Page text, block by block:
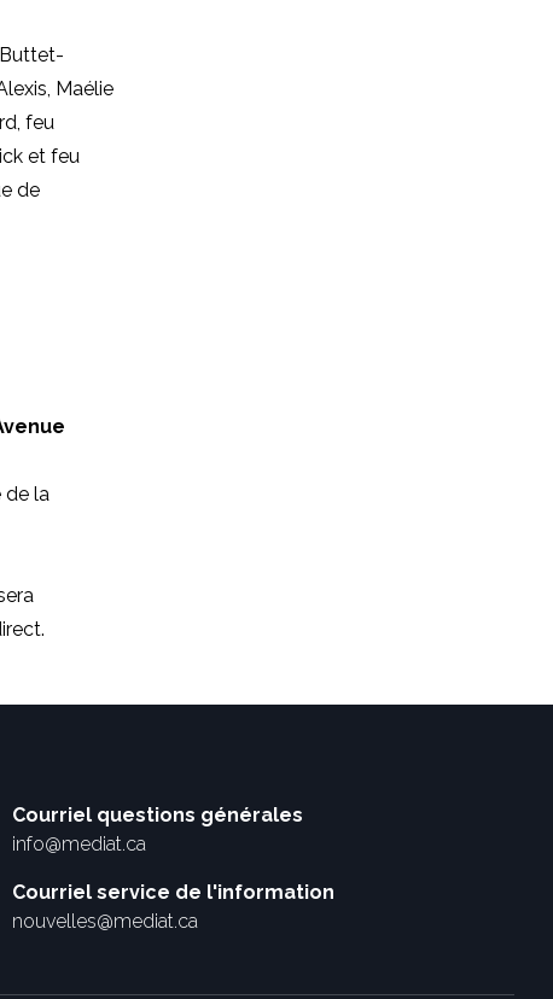
Maélie
feu
et feu
de
de la
Courriel questions générales
info@mediat.ca
Courriel service de l'information
nouvelles@mediat.ca